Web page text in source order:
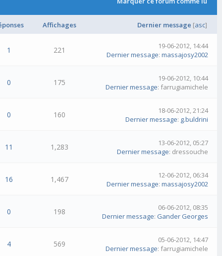
Affichages Dernier message [asc]
1 221
19-06-2012, 14:44
Dernier message:massajosy2002
0 175
19-06-2012, 10:44
Dernier message: farrugiamichele
0 160
18-06-2012, 21:24
Dernier message: g.buldrini
11 1,283
13-06-2012, 05:27
Dernier message: dressouche
16 1,467
12-06-2012, 06:34
Dernier message:massajosy2002
0 198
06-06-2012, 08:35
Dernier message: Gander Georges
4 569
05-06-2012, 14:47
Dernier message: farrugiamichele